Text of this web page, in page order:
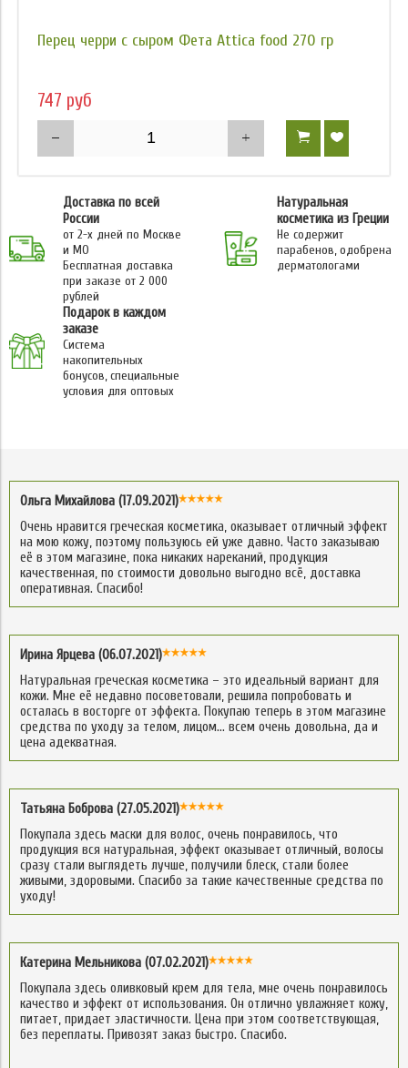
Перец черри с сыром Фета Attica food 270 гр
747 руб
Доставка по всей
России
от 2-х дней по Москве
и МО
Бесплатная доставка
при заказе от 2 000
рублей
Натуральная
косметика из Греции
Не содержит
парабенов, одобрена
дерматологами
Подарок в каждом
заказе
Система
накопительных
бонусов, специальные
условия для оптовых
Ольга Михайлова (17.09.2021)
Очень нравится греческая косметика, оказывает отличный эффект
на мою кожу, поэтому пользуюсь ей уже давно. Часто заказываю
её в этом магазине, пока никаких нареканий, продукция
качественная, по стоимости довольно выгодно всё, доставка
оперативная. Спасибо!
Ирина Ярцева (06.07.2021)
Натуральная греческая косметика – это идеальный вариант для
кожи. Мне её недавно посоветовали, решила попробовать и
осталась в восторге от эффекта. Покупаю теперь в этом магазине
средства по уходу за телом, лицом… всем очень довольна, да и
цена адекватная.
Татьяна Боброва (27.05.2021)
Покупала здесь маски для волос, очень понравилось, что
продукция вся натуральная, эффект оказывает отличный, волосы
сразу стали выглядеть лучше, получили блеск, стали более
живыми, здоровыми. Спасибо за такие качественные средства по
уходу!
Катерина Мельникова (07.02.2021)
Покупала здесь оливковый крем для тела, мне очень понравилось
качество и эффект от использования. Он отлично увлажняет кожу,
питает, придает эластичности. Цена при этом соответствующая,
без переплаты. Привозят заказ быстро. Спасибо.